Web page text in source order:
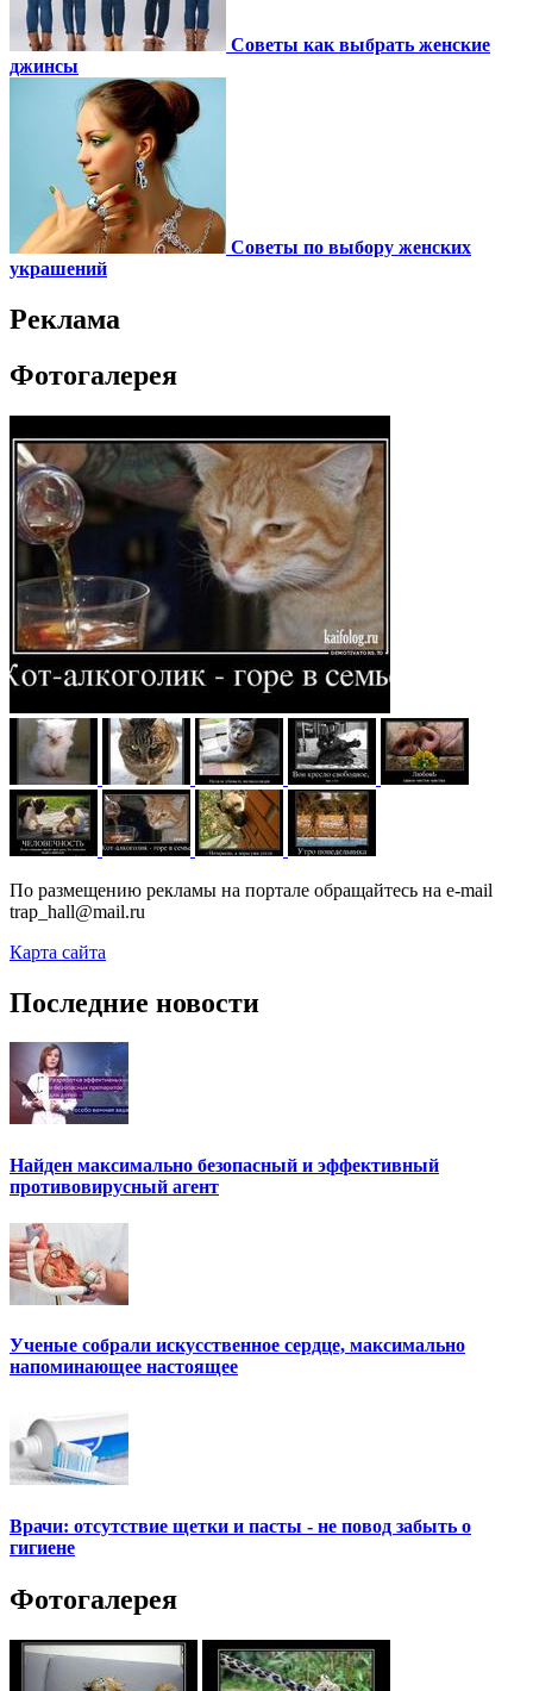
Советы как выбрать женские
джинсы
Советы по выбору женских
украшений
Реклама
Фотогалерея
По размещению рекламы на портале обращайтесь на e-mail
trap_hall@mail.ru
Карта сайта
Последние новости
Найден максимально безопасный и эффективный
противовирусный агент
Ученые собрали искусственное сердце, максимально
напоминающее настоящее
Врачи: отсутствие щетки и пасты - не повод забыть о
гигиене
Фотогалерея